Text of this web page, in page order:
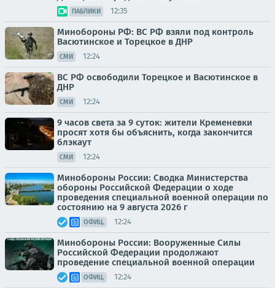
ПАБЛИКИ 12:35
Минобороны РФ: ВС РФ взяли под контроль
Васютинское и Торецкое в ДНР
СМИ 12:24
ВС РФ освободили Торецкое и Васютинское в
ДНР
СМИ 12:24
9 часов света за 9 суток: жители Кременевки
просят хотя бы объяснить, когда закончится
блэкаут
СМИ 12:24
Минобороны России: Сводка Министерства
обороны Российской Федерации о ходе
проведения специальной военной операции по
состоянию на 9 августа 2026 г
ОФИЦ. 12:24
Минобороны России: Вооруженные Силы
Российской Федерации продолжают
проведение специальной военной операции
ОФИЦ. 12:24